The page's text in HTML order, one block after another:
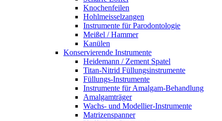
Knochenfeilen
Hohlmeisselzangen
Instrumente für Parodontologie
Meißel / Hammer
Kanülen
Konservierende Instrumente
Heidemann / Zement Spatel
Titan-Nitrid Füllungsinstrumente
Füllungs-Instrumente
Instrumente für Amalgam-Behandlung
Amalgamträger
Wachs- und Modellier-Instrumente
Matrizenspanner